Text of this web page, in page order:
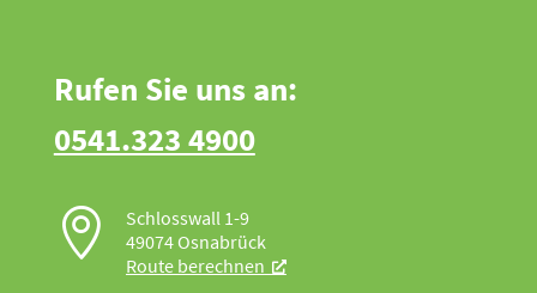
Rufen Sie uns an:
0541.323 4900

Schlosswall 1-9
49074 Osnabrück
Route berechnen